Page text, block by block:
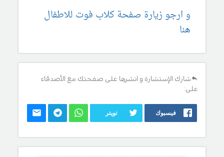
و ارجو زيارة صفحة كلاب فوت للاطفال
هنا
شارك الإستشارة و انشرها على صفحتك مع الأصدقاء
على:
فيسبوك تويتر